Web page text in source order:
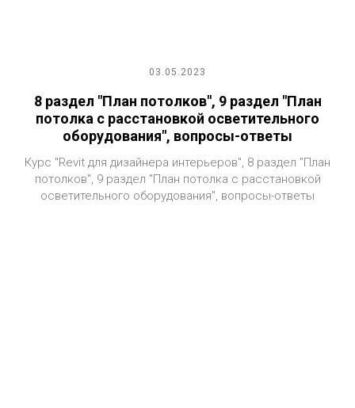
03.05.2023
8 раздел "План потолков", 9 раздел "План
потолка с расстановкой осветительного
оборудования", вопросы-ответы
Курс "Revit для дизайнера интерьеров", 8 раздел "План
потолков", 9 раздел "План потолка с расстановкой
осветительного оборудования", вопросы-ответы